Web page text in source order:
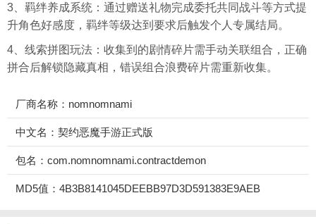
3、羁绊养成系统：通过赠送礼物完成委托共同战斗等方式提
升角色好感度，羁绊等级达到要求后触发个人专属结局。
4、线索拼图玩法：收集到的剧情碎片需手动关联组合，正确
拼合后解锁隐藏真相，错误组合浪费碎片需重新收集。
厂商名称：nomnomnami
中文名：契约恶魔手游正式版
包名：com.nomnomnami.contractdemon
MD5值：4B3B8141045DEEBB97D3D591383E9AEB